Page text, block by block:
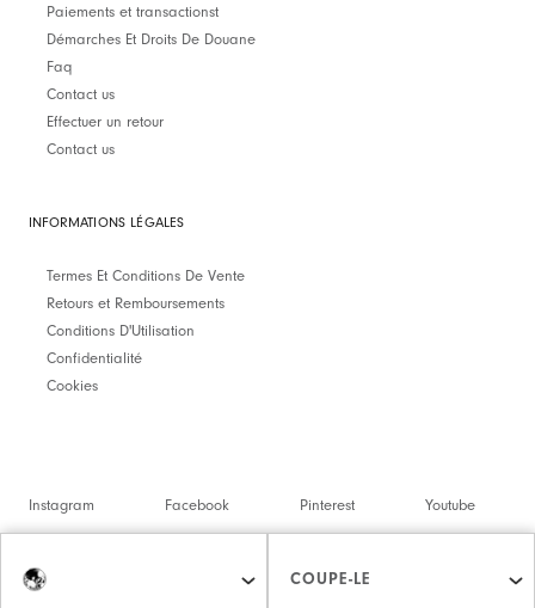
COUPE-LE
Paiements et transactionst
Démarches Et Droits De Douane
Faq
Contact us
Effectuer un retour
Contact us
INFORMATIONS LÉGALES
Termes Et Conditions De Vente
Retours et Remboursements
Conditions D'Utilisation
Confidentialité
Cookies
Instagram Facebook Pinterest Youtube